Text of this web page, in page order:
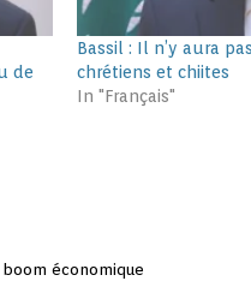
de
Bassil : Il n’y aura
chrétiens et chiites
In "Français"
boom économique